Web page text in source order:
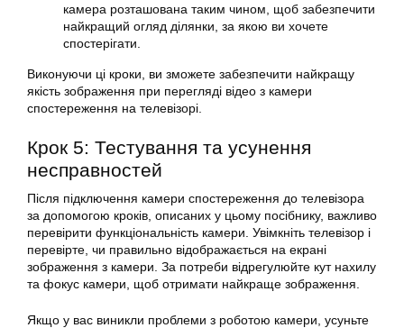
камера розташована таким чином, щоб забезпечити
найкращий огляд ділянки, за якою ви хочете
спостерігати.
Виконуючи ці кроки, ви зможете забезпечити найкращу
якість зображення при перегляді відео з камери
спостереження на телевізорі.
Крок 5: Тестування та усунення
несправностей
Після підключення камери спостереження до телевізора
за допомогою кроків, описаних у цьому посібнику, важливо
перевірити функціональність камери. Увімкніть телевізор і
перевірте, чи правильно відображається на екрані
зображення з камери. За потреби відрегулюйте кут нахилу
та фокус камери, щоб отримати найкраще зображення.
Якщо у вас виникли проблеми з роботою камери, усуньте